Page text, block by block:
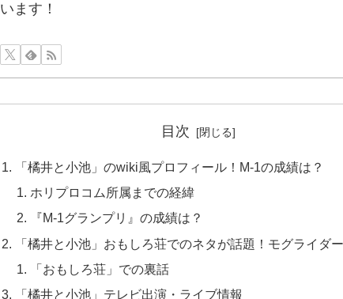
います！
目次
「橘井と小池」のwiki風プロフィール！M-1の成績は？
ホリプロコム所属までの経緯
『M-1グランプリ』の成績は？
「橘井と小池」おもしろ荘でのネタが話題！モグライダ
「おもしろ荘」での裏話
「橘井と小池」テレビ出演・ライブ情報